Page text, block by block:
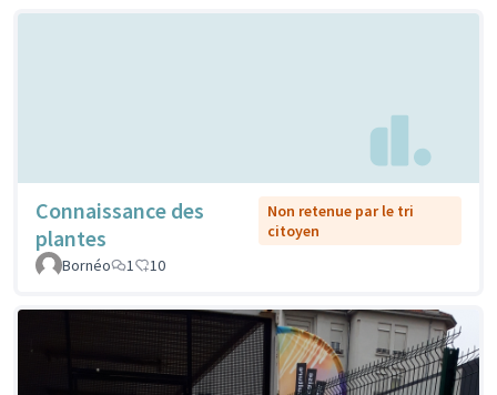
Connaissance des
plantes
Non retenue par le tri
citoyen
Bornéo
1 10